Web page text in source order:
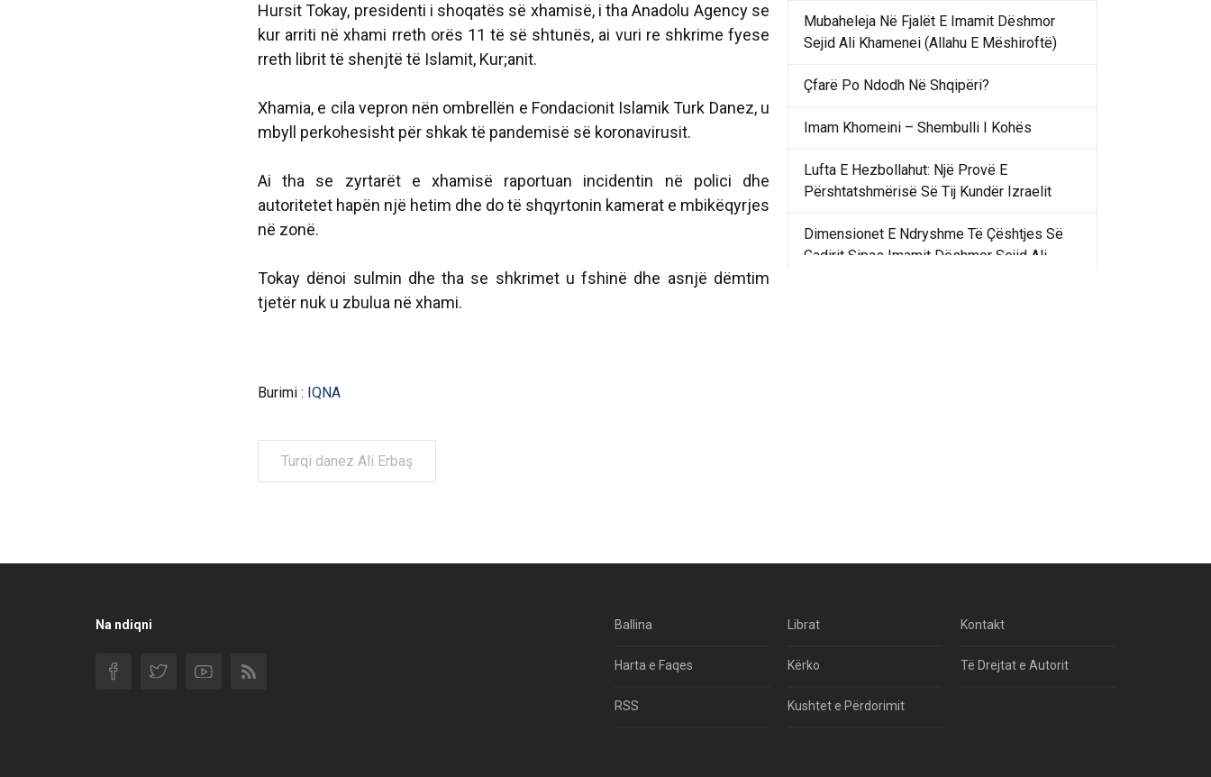
Hursit Tokay, presidenti i shoqatës së xhamisë, i tha Anadolu Agency se
kur arriti në xhami rreth orës 11 të së shtunës, ai vuri re shkrime fyese
rreth librit të shenjtë të Islamit, Kur;anit.
Xhamia, e cila vepron nën ombrellën e Fondacionit Islamik Turk Danez, u
mbyll perkohesisht për shkak të pandemisë së koronavirusit.
Ai tha se zyrtarët e xhamisë raportuan incidentin në polici dhe
autoritetet hapën një hetim dhe do të shqyrtonin kamerat e mbikëqyrjes
në zonë.
Tokay dënoi sulmin dhe tha se shkrimet u fshinë dhe asnjë dëmtim
tjetër nuk u zbulua në xhami.
Burimi : IQNA
Turqi danez Ali Erbaş
Mubaheleja Në Fjalët E Imamit Dëshmor
Sejid Ali Khamenei (Allahu E Mëshiroftë)
Çfarë Po Ndodh Në Shqipëri?
Imam Khomeini – Shembulli I Kohës
Lufta E Hezbollahut: Një Provë E
Përshtatshmërisë Së Tij Kundër Izraelit
Dimensionet E Ndryshme Të Çështjes Së
Gadirit Sipas Imamit Dëshmor Sejid Ali
Amerikane
Për Çfarë Po Negocioni?
Na ndiqni Ballina
Harta e Faqes
RSS
Librat
Kërko
Kushtet e Përdorimit
Kontakt
Të Drejtat e Autorit